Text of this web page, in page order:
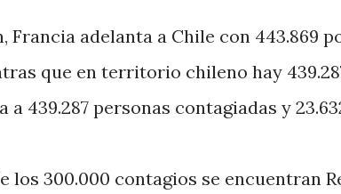
Francia adelanta a Chile con 443.869
que en territorio chileno hay
439.287 personas contagiadas y
los 300.000 contagios se encuentran